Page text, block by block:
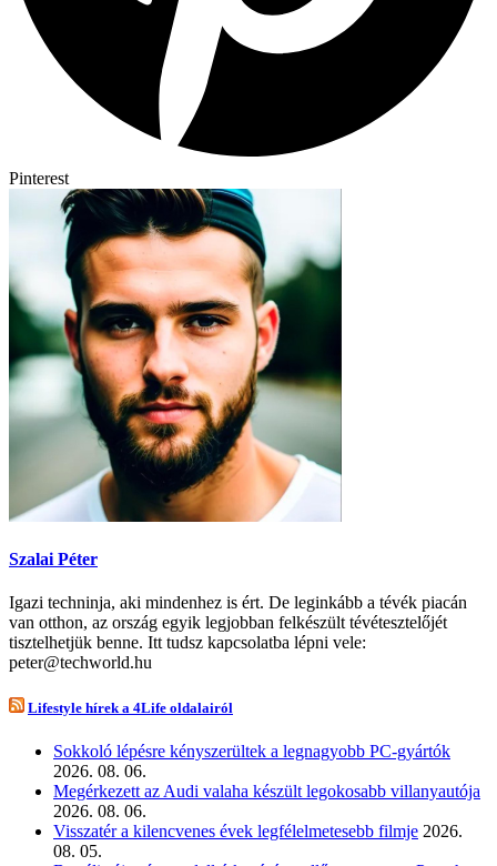
Pinterest
Szalai Péter
Igazi techninja, aki mindenhez is ért. De leginkább a tévék piacán
van otthon, az ország egyik legjobban felkészült tévétesztelőjét
tisztelhetjük benne. Itt tudsz kapcsolatba lépni vele:
peter@techworld.hu
Lifestyle hírek a 4Life oldalairól
Sokkoló lépésre kényszerültek a legnagyobb PC-gyártók
2026. 08. 06.
Megérkezett az Audi valaha készült legokosabb villanyautója
2026. 08. 06.
Visszatér a kilencvenes évek legfélelmetesebb filmje 2026.
08. 05.